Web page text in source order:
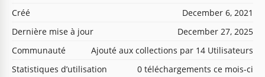
Créé
December 6, 2021
Dernière mise à jour
December 27, 2025
Communauté
Ajouté aux collections par 14 Utilisateurs
Statistiques d’utilisation
0 téléchargements ce mois-ci